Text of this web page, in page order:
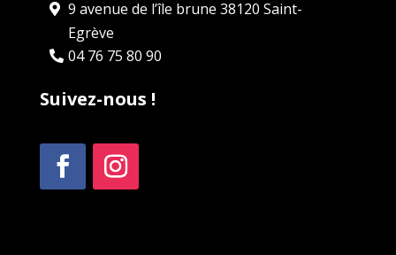
9 avenue de l’île brune 38120 Saint-
Egrève
04 76 75 80 90
Suivez-nous !